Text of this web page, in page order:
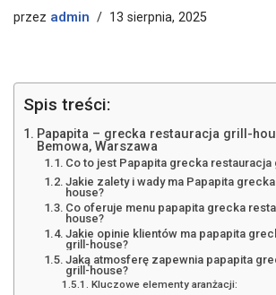
przez admin 13 sierpnia, 2025
Spis treści:
Papapita – grecka restauracja grill-
Bemowa, Warszawa
Co to jest Papapita grecka restauracja
Jakie zalety i wady ma Papapita
house?
Co oferuje menu papapita grecka
house?
Jakie opinie klientów ma papapita
grill-house?
Jaką atmosferę zapewnia papapita
grill-house?
Kluczowe elementy aranżacji: